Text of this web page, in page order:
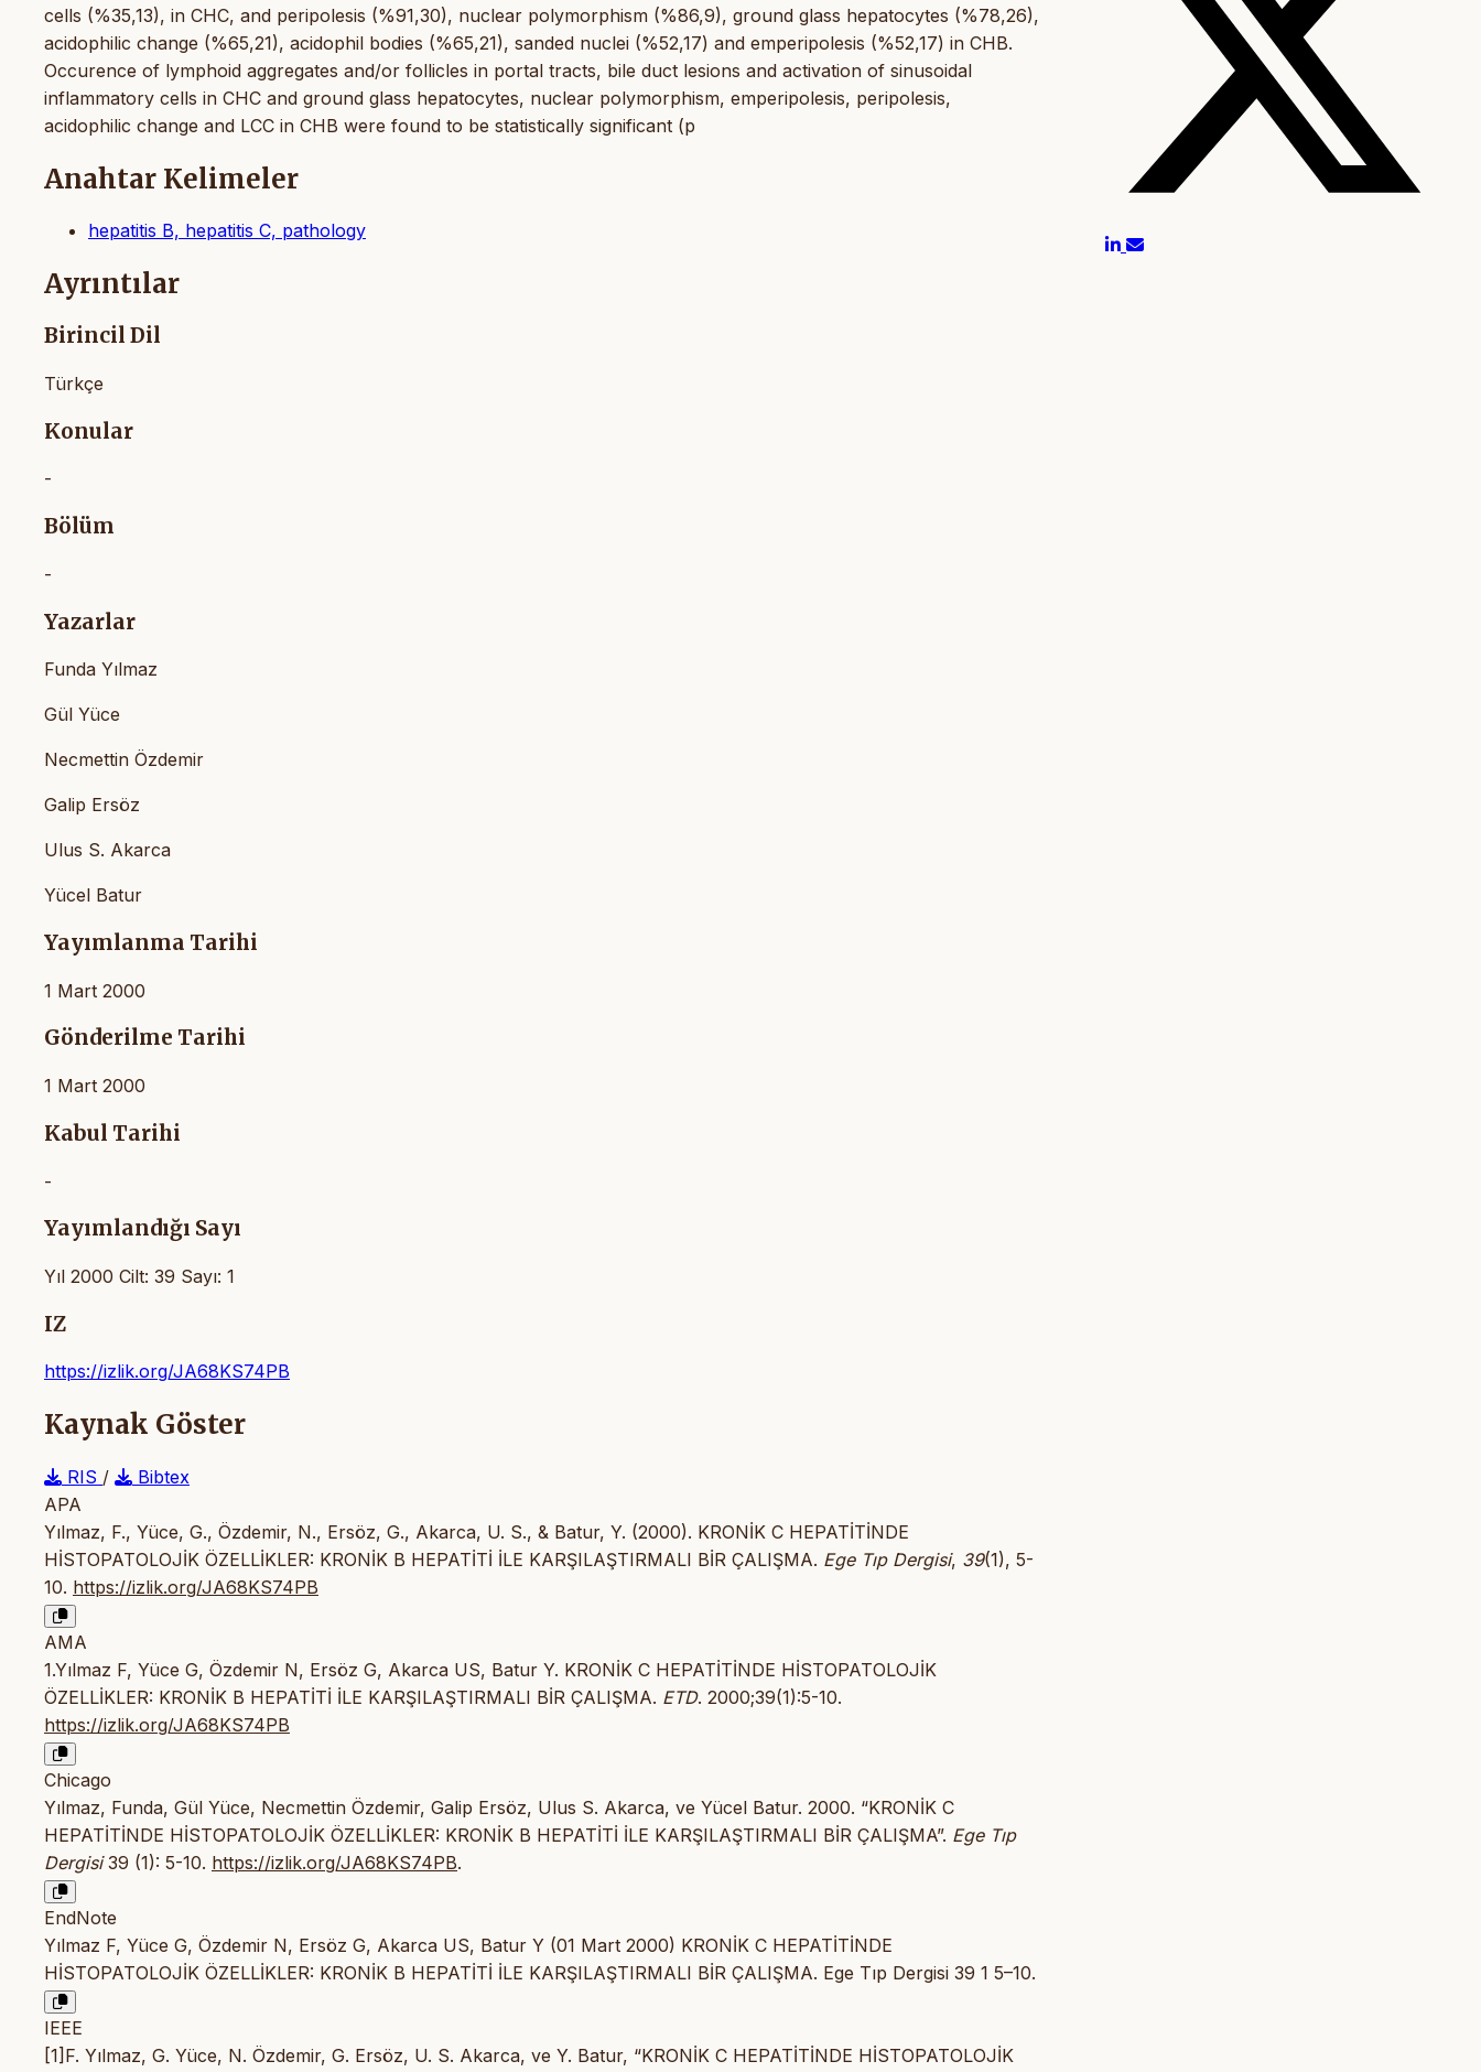
cells (%35,13), in CHC, and peripolesis (%91,30), nuclear polymorphism (%86,9), ground glass hepatocytes (%78,26),
acidophilic change (%65,21), acidophil bodies (%65,21), sanded nuclei (%52,17) and emperipolesis (%52,17) in CHB.
Occurence of lymphoid aggregates and/or follicles in portal tracts, bile duct lesions and activation of sinusoidal
inflammatory cells in CHC and ground glass hepatocytes, nuclear polymorphism, emperipolesis, peripolesis,
acidophilic change and LCC in CHB were found to be statistically significant (p
Anahtar Kelimeler
hepatitis B, hepatitis C, pathology
Ayrıntılar
Birincil Dil
Türkçe
Konular
-
Bölüm
-
Yazarlar
Funda Yılmaz
Gül Yüce
Necmettin Özdemir
Galip Ersöz
Ulus S. Akarca
Yücel Batur
Yayımlanma Tarihi
1 Mart 2000
Gönderilme Tarihi
1 Mart 2000
Kabul Tarihi
-
Yayımlandığı Sayı
Yıl 2000 Cilt: 39 Sayı: 1
IZ
https://izlik.org/JA68KS74PB
Kaynak Göster
RIS /
Bibtex
APA
Yılmaz, F., Yüce, G., Özdemir, N., Ersöz, G., Akarca, U. S., & Batur, Y. (2000). KRONİK C HEPATİTİNDE
HİSTOPATOLOJİK ÖZELLİKLER: KRONİK B HEPATİTİ İLE KARŞILAŞTIRMALI BİR ÇALIŞMA. Ege Tıp Dergisi, 39(1), 5-
10. https://izlik.org/JA68KS74PB
AMA
1.Yılmaz F, Yüce G, Özdemir N, Ersöz G, Akarca US, Batur Y. KRONİK C HEPATİTİNDE HİSTOPATOLOJİK
ÖZELLİKLER: KRONİK B HEPATİTİ İLE KARŞILAŞTIRMALI BİR ÇALIŞMA. ETD. 2000;39(1):5-10.
https://izlik.org/JA68KS74PB
Chicago
Yılmaz, Funda, Gül Yüce, Necmettin Özdemir, Galip Ersöz, Ulus S. Akarca, ve Yücel Batur. 2000. “KRONİK C
HEPATİTİNDE HİSTOPATOLOJİK ÖZELLİKLER: KRONİK B HEPATİTİ İLE KARŞILAŞTIRMALI BİR ÇALIŞMA”. Ege Tıp
Dergisi39 (1): 5-10. https://izlik.org/JA68KS74PB.
EndNote
Yılmaz F, Yüce G, Özdemir N, Ersöz G, Akarca US, Batur Y (01 Mart 2000) KRONİK C HEPATİTİNDE
HİSTOPATOLOJİK ÖZELLİKLER: KRONİK B HEPATİTİ İLE KARŞILAŞTIRMALI BİR ÇALIŞMA. Ege Tıp Dergisi 39 1 5–10.
IEEE
[1]F. Yılmaz, G. Yüce, N. Özdemir, G. Ersöz, U. S. Akarca, ve Y. Batur, “KRONİK C HEPATİTİNDE HİSTOPATOLOJİK